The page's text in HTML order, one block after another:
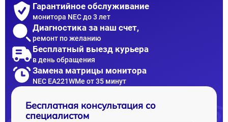
Гарантийное обслуживание
монитора NEC до 3 лет
Диагностика за наш счет,
ремонт по желанию
Бесплатный выезд курьера
в день обращения
Замена матрицы монитора
NEC EA221WMe от 35 минут
Бесплатная консультация со
специалистом